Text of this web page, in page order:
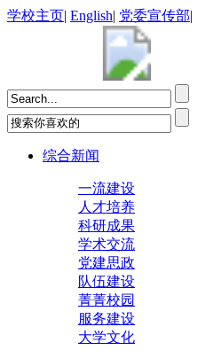
学校主页| English| 党委宣传部|
综合新闻
一流建设
人才培养
科研成果
学术交流
党建思政
队伍建设
菁菁校园
服务建设
大学文化